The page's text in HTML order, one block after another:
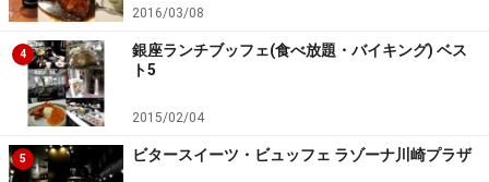
するプレゼンテーションとなっています。
2016/03/08
4
銀座ランチブッフェ(食べ放題・バイキング) ベス
ト5
2015/02/04
5 ビタースイーツ・ビュッフェ ラゾーナ川崎プラザ